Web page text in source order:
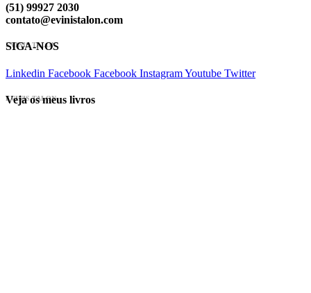
(51) 99927 2030
contato@evinistalon.com
EVINIS TALON
SIGA-NOS
Linkedin Facebook Facebook InstagramYoutube Twitter
EVINIS TALON
Veja os meus livros